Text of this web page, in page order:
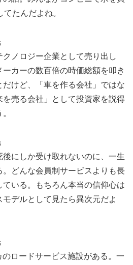
たんだよね。
ノロジー企業として売り出し
カーの数百倍の時価総額を叩き
けど、「車を作る会社」ではな
を売る会社」として投資家を説得
にしか受け取れないのに、一生
どんな会員制サービスよりも長
いる。もちろん本当の信仰心は
デルとして見たら異次元だよ
のロードサービス施設がある。一